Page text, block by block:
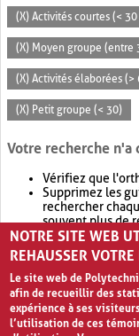
(X) Activités courtes (<
(X) Moyen groupe (entre
(X) Activités élaborées (>
(X) Petit groupe (< 30)
Votre recherche n'a
Vérifiez que
Supprimez les
rechercher
souvent plus de
Envisagez
retournera
NOTRE SITE WEB
REHAUSSER
Le site web de
afin de recueillir des
expérience à ses
l’utilisation de ces